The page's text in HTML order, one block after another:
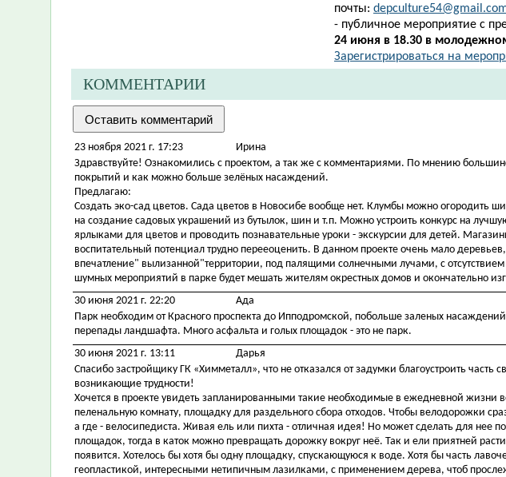
почты:
- публичное мероприятие с
24 июня в 18.30 в
Зарегистрироваться на
КОММЕНТАРИИ
23 ноября 2021 г. 17:23
Ирина
Здравствуйте! Ознакомились с проектом, а так же с комментариями. По мнению
покрытий и как можно больше зелёных насаждений.
Предлагаю:
Создать эко-сад цветов. Сада цветов в Новосибе вообще нет. Клумбы можно огородить
на создание садовых украшений из бутылок, шин и т.п. Можно устроить конкурс на
ярлыками для цветов и проводить познавательные уроки - экскурсии для детей.
воспитательный потенциал трудно перееоценить. В данном проекте очень мало
впечатление" вылизанной"территории, под палящими солнечными лучами, с
шумных мероприятий в парке будет мешать жителям окрестных домов и окончательно
30 июня 2021 г. 22:20
Ада
Парк необходим от Красного проспекта до Ипподромской, побольше заленых
перепады ландшафта. Много асфальта и голых площадок - это не парк.
30 июня 2021 г. 13:11
Дарья
Спасибо застройщику ГК «Химметалл», что не отказался от задумки благоустроить часть
возникающие трудности!
Хочется в проекте увидеть запланированными такие необходимые в ежедневной жизни
пеленальную комнату, площадку для раздельного сбора отходов. Чтобы велодорожки
а где - велосипедиста. Живая ель или пихта - отличная идея! Но может сделать для нее
площадок, тогда в каток можно превращать дорожку вокруг неё. Так и ели приятней
появится. Хотелось бы хотя бы одну площадку, спускающуюся к воде. Хотя бы часть
геопластикой, интересными нетипичным лазилками, с применением дерева, чтоб